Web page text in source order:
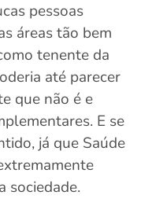
pessoas
áreas tão bem
tenente da
até parecer
que não é e
E se
já que Saúde
sociedade.